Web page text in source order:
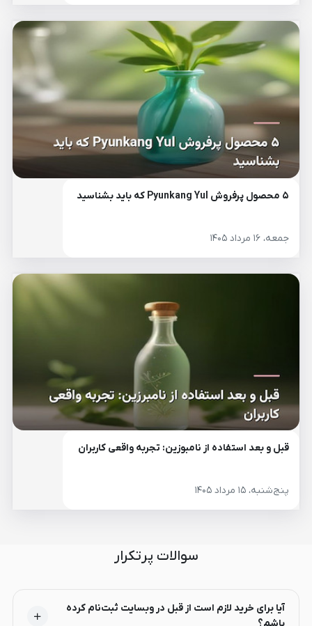
۵ محصول پرفروش Pyunkang Yul که باید بشناسید
جمعه، ۱۶ مرداد ۱۴۰۵
قبل و بعد استفاده از نامبوزین: تجربه واقعی کاربران
پنج‌شنبه، ۱۵ مرداد ۱۴۰۵
سوالات پرتکرار
آیا برای خرید لازم است از قبل در وبسایت ثبت‌نام کرده